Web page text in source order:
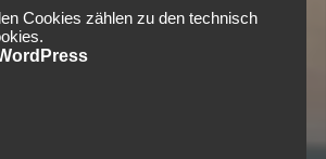
Cookies zählen zu den technisch